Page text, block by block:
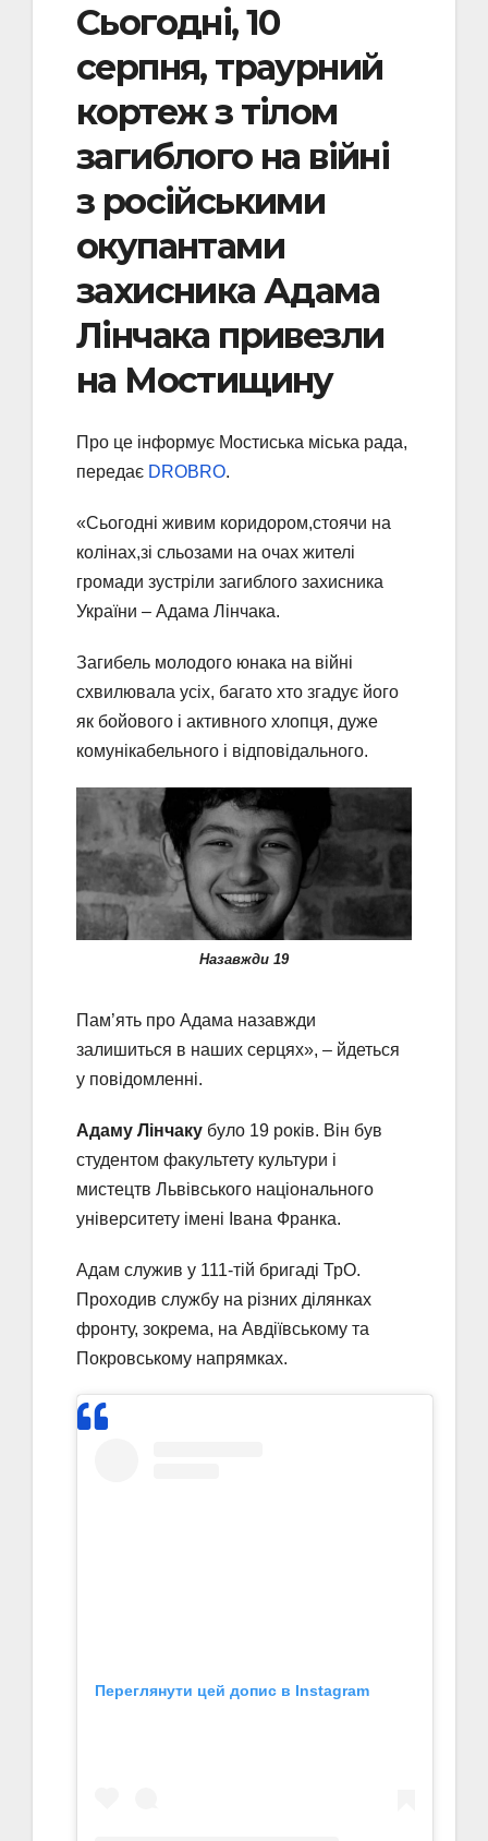
Сьогодні, 10
серпня, траурний
кортеж з тілом
загиблого на війні
з російськими
окупантами
захисника Адама
Лінчака привезли
на Мостищину
Про це інформує Мостиська міська рада,
передає DROBRO.
«Сьогодні живим коридором,стоячи на
колінах,зі сльозами на очах жителі
громади зустріли загиблого захисника
України – Адама Лінчака.
Загибель молодого юнака на війні
схвилювала усіх, багато хто згадує його
як бойового і активного хлопця, дуже
комунікабельного і відповідального.
Назавжди 19
Пам’ять про Адама назавжди
залишиться в наших серцях», – йдеться
у повідомленні.
Адаму Лінчаку було 19 років. Він був
студентом факультету культури і
мистецтв Львівського національного
університету імені Івана Франка.
Адам служив у 111-тій бригаді ТрО.
Проходив службу на різних ділянках
фронту, зокрема, на Авдіївському та
Покровському напрямках.
Переглянути цей допис в Instagram